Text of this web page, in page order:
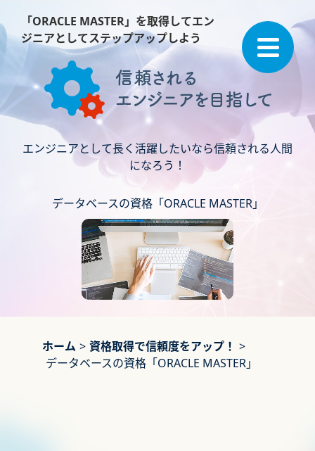
「ORACLE MASTER」を取得してエン
ジニアとしてステップアップしよう
エンジニアとして長く活躍したいなら信頼される人間
になろう！
データベースの資格「ORACLE MASTER」
ホーム > 資格取得で信頼度をアップ！ >
データベースの資格「ORACLE MASTER」